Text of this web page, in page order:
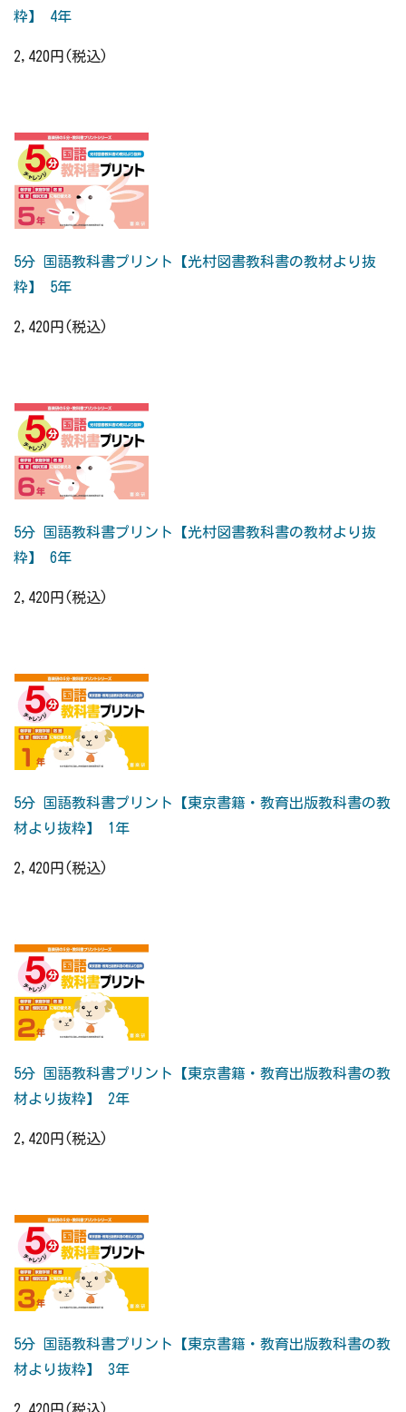
粋】 4年
2,420円(税込)
5分 国語教科書プリント【光村図書教科書の教材より抜
粋】 5年
2,420円(税込)
5分 国語教科書プリント【光村図書教科書の教材より抜
粋】 6年
2,420円(税込)
5分 国語教科書プリント【東京書籍・教育出版教科書の教
材より抜粋】 1年
2,420円(税込)
5分 国語教科書プリント【東京書籍・教育出版教科書の教
材より抜粋】 2年
2,420円(税込)
5分 国語教科書プリント【東京書籍・教育出版教科書の教
材より抜粋】 3年